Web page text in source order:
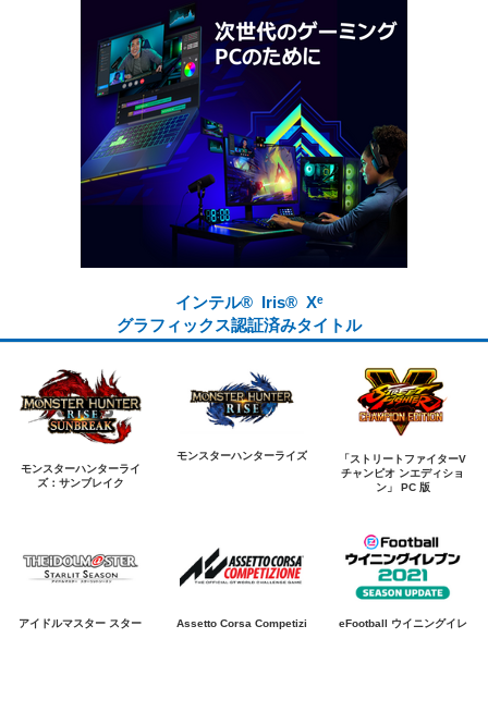
インテル® Iris® Xᵉ
グラフィックス認証済みタイトル
モンスターハンターライ
ズ：サンブレイク
モンスターハンターライズ
「ストリートファイターV
チャンピオ ンエディショ
ン」 PC 版
アイドルマスター スター
Assetto Corsa Competizi
eFootball ウイニングイレ